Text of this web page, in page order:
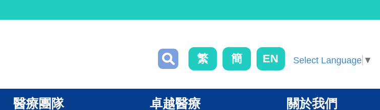
繁 簡 EN Select Language ▼
醫療團隊 卓越醫療 關於我們